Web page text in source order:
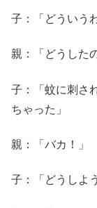
子：「どういう
親：「どうした
子：「蚊に刺さ
ちゃった」
親：「バカ！」
子：「どうしよ